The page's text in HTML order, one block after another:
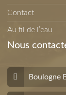
Contact
Au fil de l’eau
Nous
Boulogne